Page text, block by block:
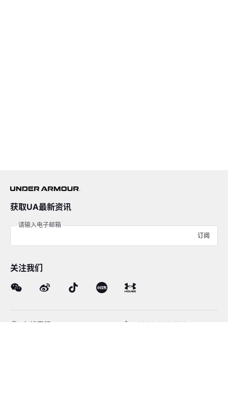
获取UA最新资讯
请输入电子邮箱
订阅
关注我们
在线客服 4008-206-528